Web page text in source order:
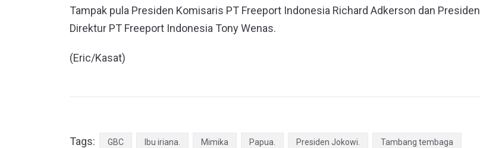
Tampak pula Presiden Komisaris PT Freeport Indonesia Richard Adkerson dan Presiden
Direktur PT Freeport Indonesia Tony Wenas.
(Eric/Kasat)
Tags: GBC Ibu iriana. Mimika Papua. Presiden Jokowi. Tambang tembaga